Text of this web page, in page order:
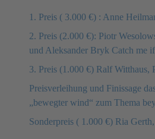
1. Preis ( 3.000 €) : Anne
2. Preis (2.000 €): Piotr
und Aleksander Bryk Catch me
3. Preis (1.000 €) Ralf Witthaus,
Preisverleihung und Finissage
„bewegter wind“ zum Thema
Sonderpreis ( 1.000 €) Ria